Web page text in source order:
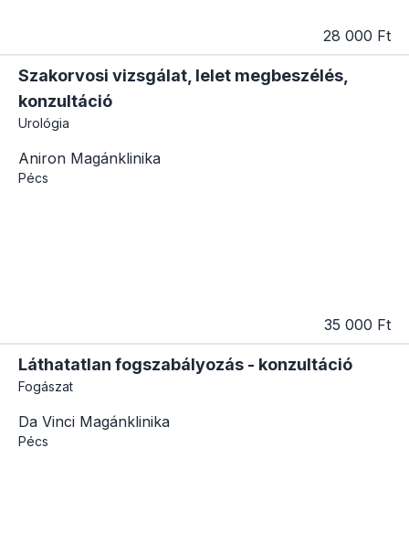
28 000 Ft
Szakorvosi vizsgálat, lelet megbeszélés,
konzultáció
Urológia
Aniron Magánklinika
Pécs
35 000 Ft
Láthatatlan fogszabályozás - konzultáció
Fogászat
Da Vinci Magánklinika
Pécs